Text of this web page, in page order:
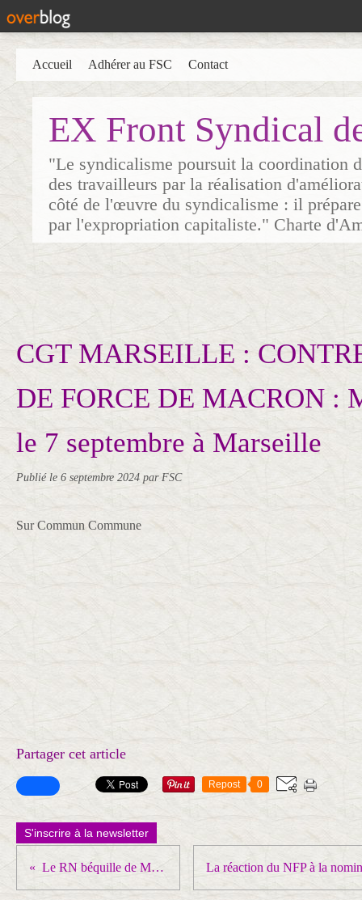
EX Front Syndical
"Le syndicalisme poursuit la coordination
des travailleurs par la réalisation
côté de l'œuvre du syndicalisme : il
par l'expropriation capitaliste." Charte
Accueil Adhérer au FSC Contact
CGT MARSEILLE :
DE FORCE DE MACRON :
le 7 septembre à Marseille
Publié le 6 septembre 2024 par FSC
Sur Commun Commune
Partager cet article
Repost 0
S'inscrire à la newsletter
Le RN béquille de Macron